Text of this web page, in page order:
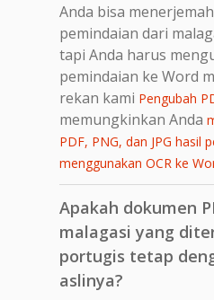
Anda bisa
pemindaian dari
tapi Anda harus
pemindaian ke Word
rekan kami Pengubah
memungkinkan Anda
PDF, PNG, dan JPG hasil
menggunakan OCR ke
Apakah dokumen
malagasi yang
portugis tetap
aslinya?